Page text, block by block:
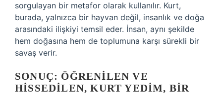
sorgulayan bir metafor olarak kullanılır. Kurt,
burada, yalnızca bir hayvan değil, insanlık ve doğa
arasındaki ilişkiyi temsil eder. İnsan, aynı şekilde
hem doğasına hem de toplumuna karşı sürekli bir
savaş verir.
SONUÇ: ÖĞRENILEN VE
HISSEDILEN, KURT YEDIM, BIR